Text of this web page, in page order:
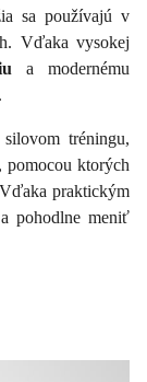
sa používajú v
Vďaka vysokej
a modernému
tréningu,
, pomocou ktorých
praktickým
pohodlne meniť